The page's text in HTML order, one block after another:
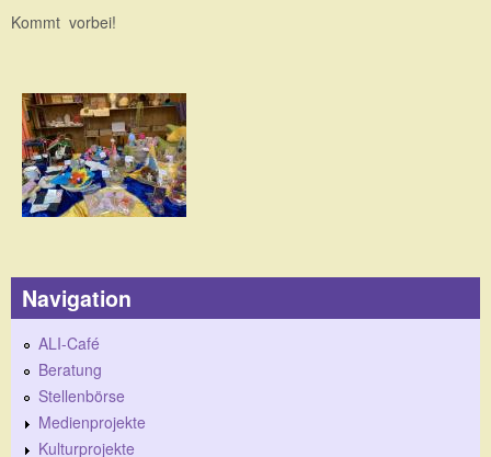
Kommt vorbei!
Navigation
ALI-Café
Beratung
Stellenbörse
Medienprojekte
Kulturprojekte